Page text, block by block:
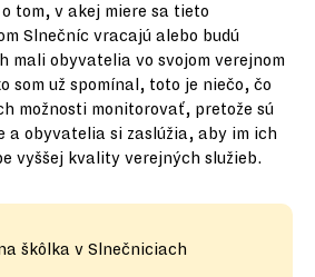
tom, v akej miere sa tieto
Slnečníc vracajú alebo budú
mali obyvatelia vo svojom verejnom
som už spomínal, toto je niečo, čo
možnosti monitorovať, pretože sú
a obyvatelia si zaslúžia, aby im ich
vyššej kvality verejných služieb.